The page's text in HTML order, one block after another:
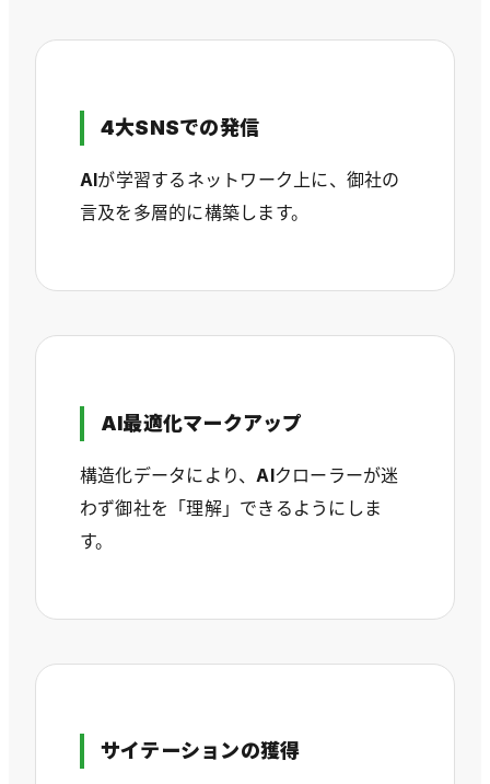
4大SNSでの発信
AIが学習するネットワーク上に、御社の
言及を多層的に構築します。
AI最適化マークアップ
構造化データにより、AIクローラーが迷
わず御社を「理解」できるようにしま
す。
サイテーションの獲得